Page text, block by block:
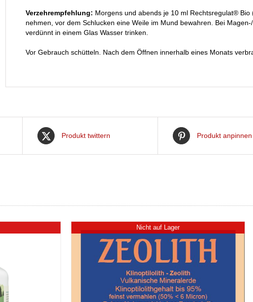
Verzehrempfehlung: Morgens und abends je 10 ml Rechtsregulat®
nehmen, vor dem Schlucken eine Weile im Mund bewahren. Bei
verdünnt in einem Glas Wasser trinken.
Vor Gebrauch schütteln. Nach dem Öffnen innerhalb eines Monats
Produkt twittern Produkt anpinnen
Nicht auf Lager
DETAILS